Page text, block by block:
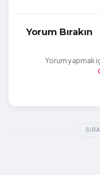
Yorum Bırakın
Yorum yapmak